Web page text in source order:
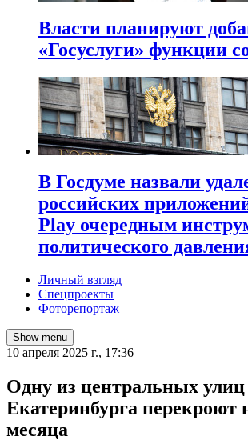
Власти планируют
«Госуслуги» функции
В Госдуме назвали
российских
Play очередным
политического
Личный взгляд
Спецпроекты
Фоторепортаж
Show menu
10 апреля 2025 г., 17:36
Одну из центральных улиц
Екатеринбурга перекроют
месяца